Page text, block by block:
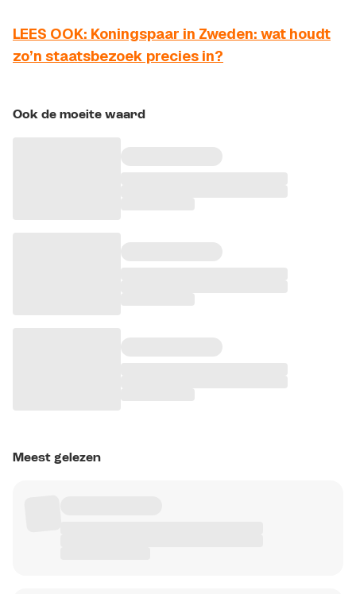
LEES OOK: Koningspaar in Zweden: wat houdt
zo’n staatsbezoek precies in?
Ook de moeite waard
Meest gelezen